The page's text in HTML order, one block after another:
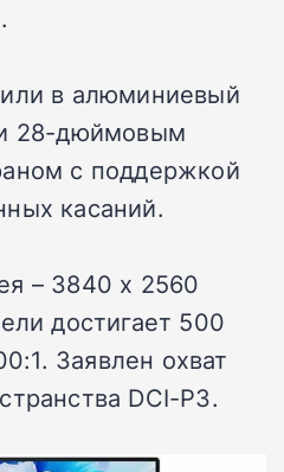
в алюминиевый
28-дюймовым
с поддержкой
касаний.
– 3840 x 2560
достигает 500
Заявлен охват
DCI-P3.